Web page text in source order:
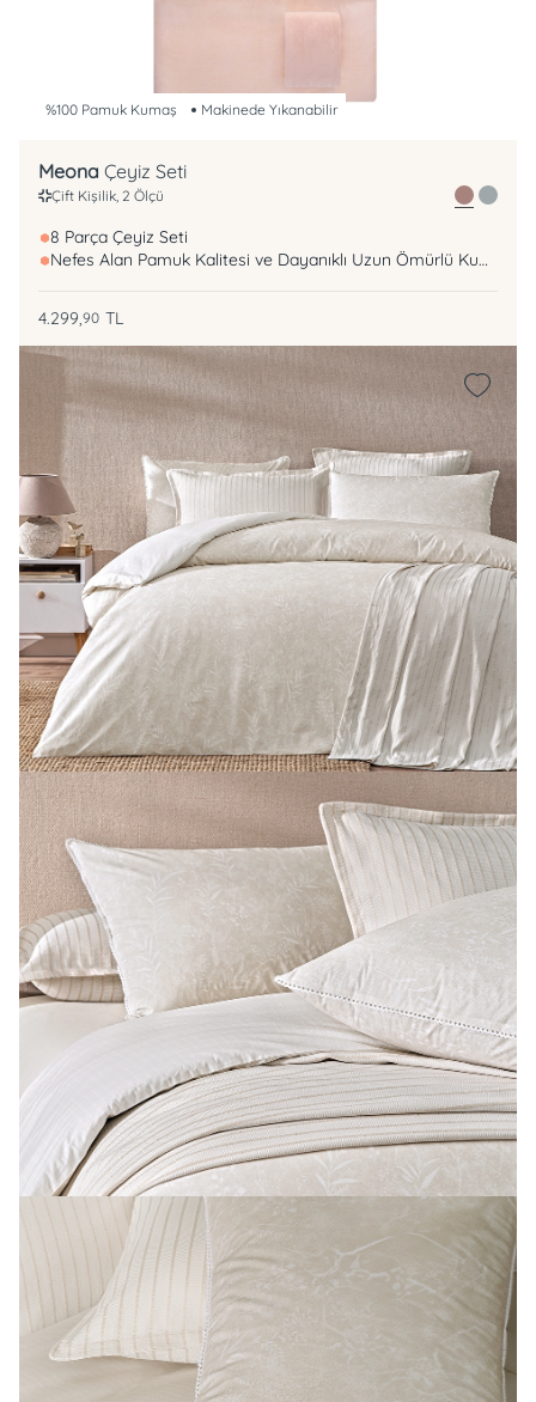
%100 Pamuk Kumaş Makinede Yıkanabilir
Meona Çeyiz Seti
Çift Kişilik, 2 Ölçü
8 Parça Çeyiz Seti
Nefes Alan Pamuk Kalitesi ve Dayanıklı Uzun Ömürlü Kumaş
4.299,90 TL